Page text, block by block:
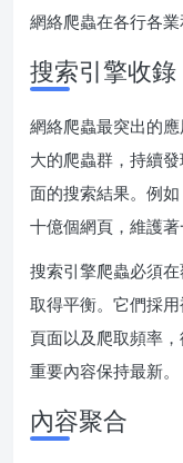
網絡爬蟲在各行各業
搜索引擎收錄
網絡爬蟲最突出的
大的爬蟲群，持續
面的搜索結果。例
十億個網頁，維護著
搜索引擎爬蟲必須
取得平衡。它們採
頁面以及爬取頻率
重要內容保持最新。
內容聚合